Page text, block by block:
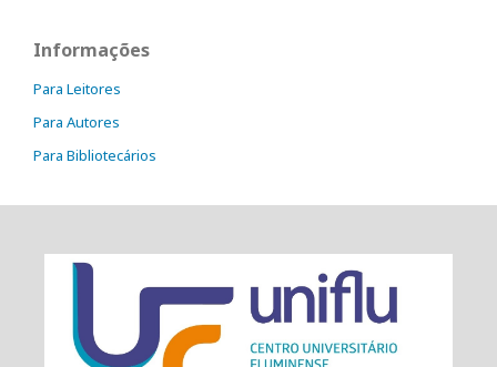
Informações
Para Leitores
Para Autores
Para Bibliotecários